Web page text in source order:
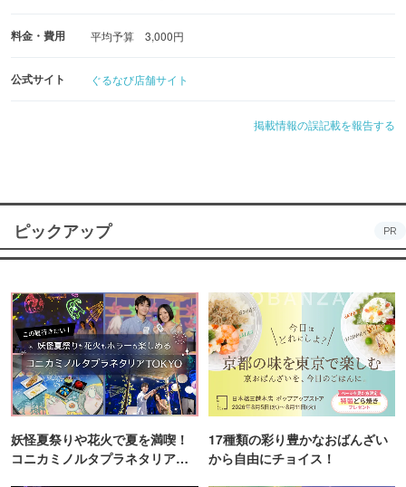
料金・費用 平均予算 3,000円
公式サイト ぐるなび店舗サイト
掲載情報の誤記載を報告する
ピックアップ PR
妖怪夏祭りや花火で夏を満喫！
コニカミノルタプラネタリア
17種類の彩り豊かなおばんざい
から自由にチョイス！